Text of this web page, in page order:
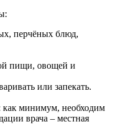
перчёных блюд,
пищи, овощей и
или запекать.
минимум, необходим
врача – местная